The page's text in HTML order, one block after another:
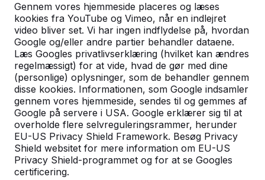
Gennem vores hjemmeside placeres og læses
kookies fra YouTube og Vimeo, når en indlejret
video bliver set. Vi har ingen indflydelse på, hvordan
Google og/eller andre partier behandler dataene.
Læs Googles privatlivserklæring (hvilket kan ændres
regelmæssigt) for at vide, hvad de gør med dine
(personlige) oplysninger, som de behandler gennem
disse kookies. Informationen, som Google indsamler
gennem vores hjemmeside, sendes til og gemmes af
Google på servere i USA. Google erklærer sig til at
overholde flere selvreguleringsrammer, herunder
EU-US Privacy Shield Framework. Besøg Privacy
Shield websitet for mere information om EU-US
Privacy Shield-programmet og for at se Googles
certificering.
Tilføj til bestilling
Tilføj til tilbud
Fri levering og opstilling i Danmark.
Levering inden for 6 arbejdsuger.
Hvordan foregår leveringen?Se video